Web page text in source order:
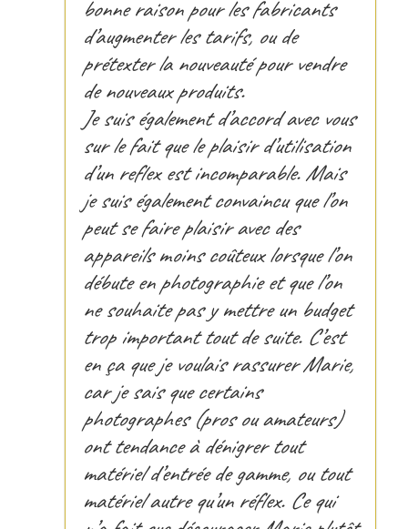
bonne raison pour les fabricants
d’augmenter les tarifs, ou de
prétexter la nouveauté pour vendre
de nouveaux produits.
Je suis également d’accord avec vous
sur le fait que le plaisir d’utilisation
d’un reflex est incomparable. Mais
je suis également convaincu que l’on
peut se faire plaisir avec des
appareils moins coûteux lorsque l’on
débute en photographie et que l’on
ne souhaite pas y mettre un budget
trop important tout de suite. C’est
en ça que je voulais rassurer Marie,
car je sais que certains
photographes (pros ou amateurs)
ont tendance à dénigrer tout
matériel d’entrée de gamme, ou tout
matériel autre qu’un réflex. Ce qui